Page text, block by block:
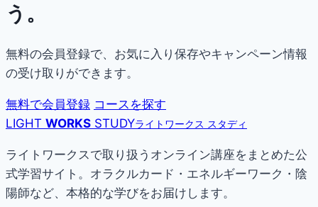
う。
無料の会員登録で、お気に入り保存やキャンペーン情報
の受け取りができます。
無料で会員登録 コースを探す
LIGHT WORKS STUDYライトワークス スタディ
ライトワークスで取り扱うオンライン講座をまとめた公
式学習サイト。オラクルカード・エネルギーワーク・陰
陽師など、本格的な学びをお届けします。